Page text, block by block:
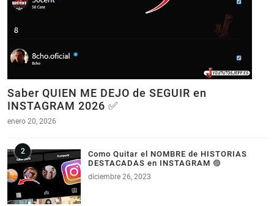
Saber QUIEN ME DEJO de SEGUIR en
INSTAGRAM 2026 ✅
enero 20, 2026
Como Quitar el NOMBRE de HISTORIAS
DESTACADAS en INSTAGRAM 🟣
diciembre 26, 2023